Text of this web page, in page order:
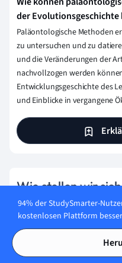
der Evolutionsgeschichte
Paläontologische Methoden
zu untersuchen und zu
und die Veränderungen der
nachvollzogen werden
Entwicklungsgeschichte des
und Einblicke in vergangene
Wie stellen wir
korrekt und
Bei StudySmarter haben
die Millionen von
Menschen kennen, die hart
94% der StudySmarter-
kostenlosen Plattform